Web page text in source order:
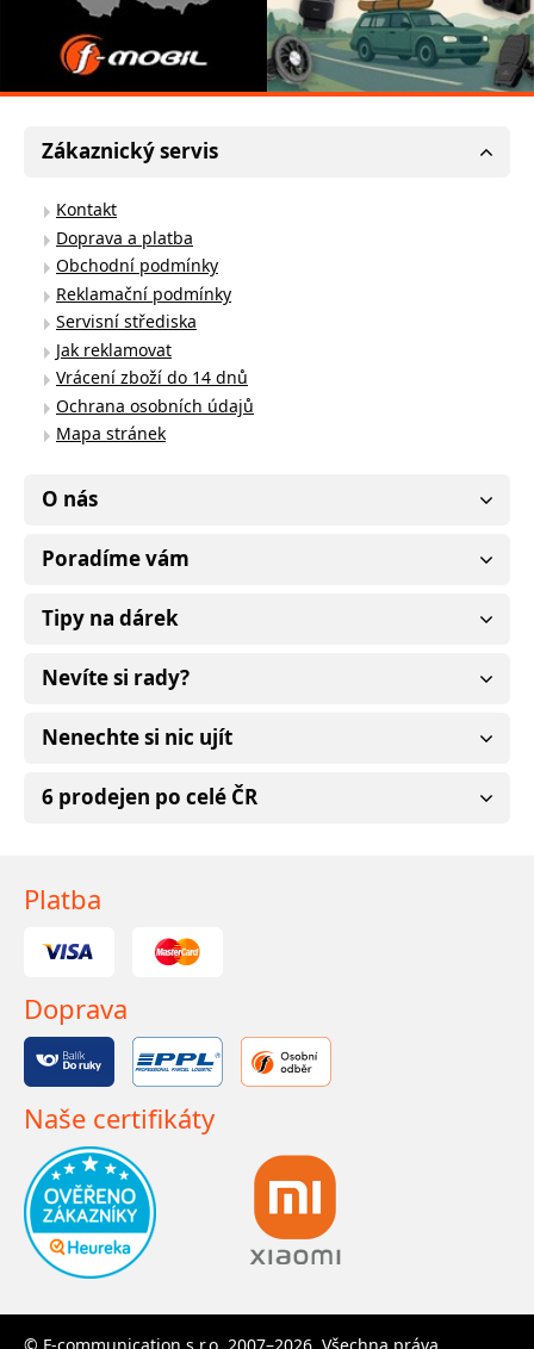
Zákaznický servis
Kontakt
Doprava a platba
Obchodní podmínky
Reklamační podmínky
Servisní střediska
Jak reklamovat
Vrácení zboží do 14 dnů
Ochrana osobních údajů
Mapa stránek
O nás
Poradíme vám
Tipy na dárek
Nevíte si rady?
Nenechte si nic ujít
6 prodejen po celé ČR
Platba
Doprava
Naše certifikáty